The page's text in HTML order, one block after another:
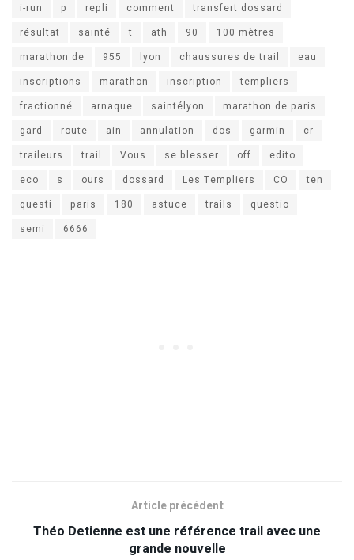
i-run
p repli comment
transfert dossard
résultat
sainté t ath 90
100 mètres
marathon de
955 lyon chaussures de trail
eau
inscriptions
marathon inscription
templiers
fractionné
arnaque saintélyon
marathon de paris
gard
route ain annulation dos garmin
cr
traileurs
trail Vous se blesser off
edito
eco
s ours dossard Les Templiers CO
ten
questi
paris 180 astuce trails
questio
semi
6666
Article précédent
Théo Detienne est une référence trail avec une
grande nouvelle